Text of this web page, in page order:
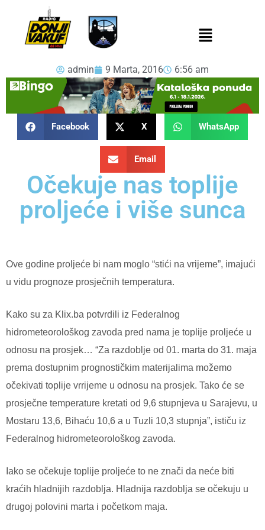
admin 9 Marta, 2016 6:56 am
Facebook X WhatsApp
Email
Očekuje nas toplije
proljeće i više sunca
Ove godine proljeće bi nam moglo “stići na vrijeme”, imajući
u vidu prognoze prosječnih temperatura.
Kako su za Klix.ba potvrdili iz Federalnog
hidrometeorološkog zavoda pred nama je toplije proljeće u
odnosu na prosjek… “Za razdoblje od 01. marta do 31. maja
prema dostupnim prognostičkim materijalima možemo
očekivati toplije vrrijeme u odnosu na prosjek. Tako će se
prosječne temperature kretati od 9,6 stupnjeva u Sarajevu, u
Mostaru 13,6, Bihaću 10,6 a u Tuzli 10,3 stupnja”, ističu iz
Federalnog hidrometeorološkog zavoda.
Iako se očekuje toplije proljeće to ne znači da neće biti
kraćih hladnijih razdoblja. Hladnija razdoblja se očekuju u
drugoj polovini marta i početkom maja.